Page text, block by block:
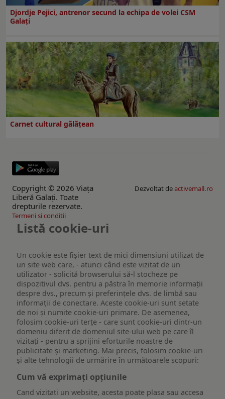
Djordje Pejici, antrenor secund la echipa de volei CSM
Galați
Carnet cultural gălăţean
Copyright © 2026 Viaţa
Liberă Galaţi. Toate
drepturile rezervate.
Dezvoltat deactivemall.ro
Termeni si conditii
Listă cookie-uri
Un cookie este fişier text de mici dimensiuni utilizat de
un site web care, - atunci când este vizitat de un
utilizator - solicită browserului să-l stocheze pe
dispozitivul dvs. pentru a păstra în memorie informații
despre dvs., precum și preferințele dvs. de limbă sau
informații de conectare. Aceste cookie-uri sunt setate
de noi și numite cookie-uri primare. De asemenea,
folosim cookie-uri terțe - care sunt cookie-uri dintr-un
domeniu diferit de domeniul site-ului web pe care îl
vizitați - pentru a sprijini eforturile noastre de
publicitate și marketing. Mai precis, folosim cookie-uri
și alte tehnologii de urmărire în următoarele scopuri:
Cum vă exprimați opțiunile
Cand vizitati un website, acesta poate plasa sau accesa